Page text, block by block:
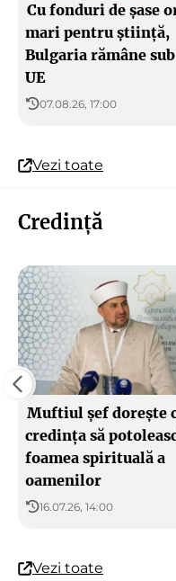
Cu fonduri de șase
mari pentru știință,
Bulgaria rămâne
UE
07.08.26, 17:00
Vezi toate
Credință
Muftiul șef dorește
credința să
foamea spirituală a
oamenilor
16.07.26, 14:00
Vezi toate